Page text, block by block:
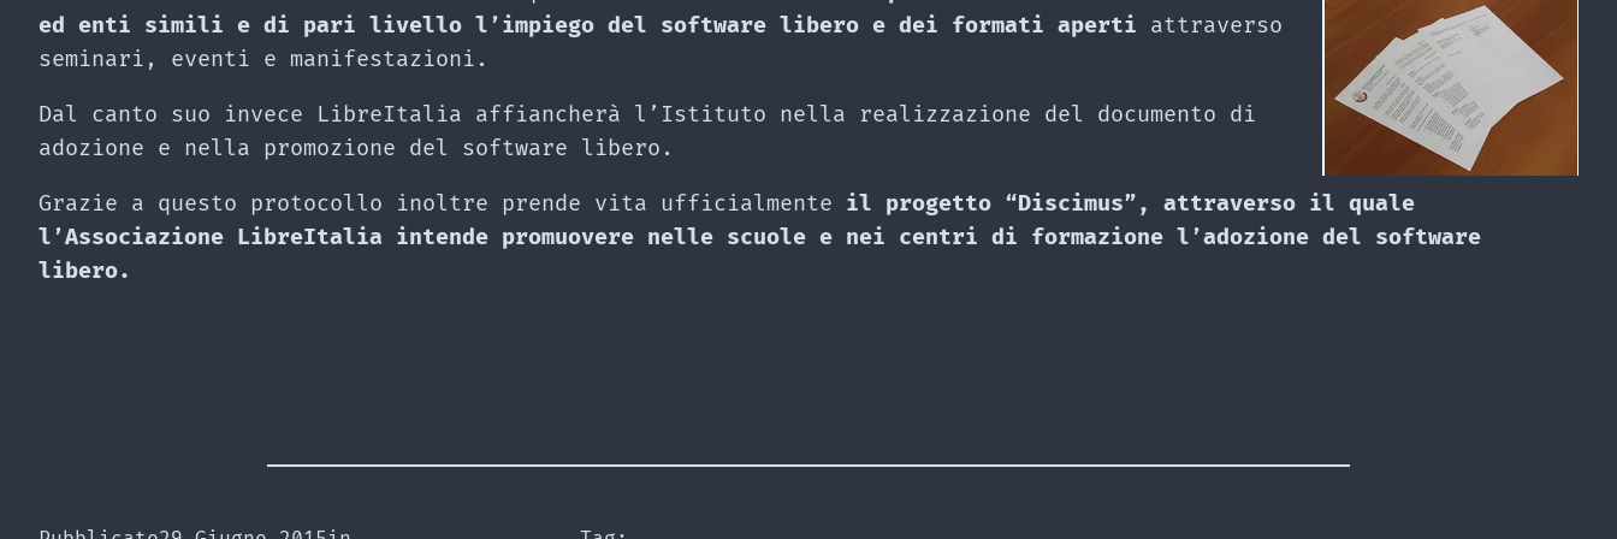
ed enti simili e di pari livello l’impiego del software libero e dei formati aperti attraverso
seminari, eventi e manifestazioni.
Dal canto suo invece LibreItalia affiancherà l’Istituto nella realizzazione del documento di
adozione e nella promozione del software libero.
Grazie a questo protocollo inoltre prende vita ufficialmente il progetto “Discimus”, attraverso il quale
l’Associazione LibreItalia intende promuovere nelle scuole e nei centri di formazione l’adozione del software
libero.